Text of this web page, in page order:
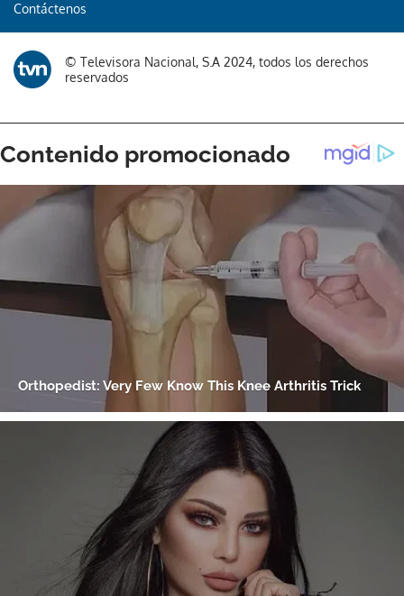
Contáctenos
© Televisora Nacional, S.A 2024, todos los derechos
reservados